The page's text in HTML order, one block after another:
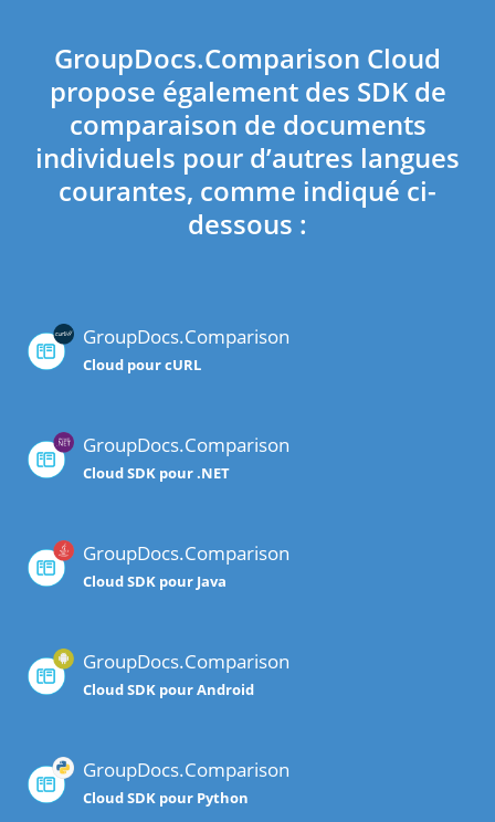
GroupDocs.Comparison Cloud
propose également des SDK de
comparaison de documents
individuels pour d’autres langues
courantes, comme indiqué ci-
dessous :
GroupDocs.Comparison
Cloud pour cURL
GroupDocs.Comparison
Cloud SDK pour .NET
GroupDocs.Comparison
Cloud SDK pour Java
GroupDocs.Comparison
Cloud SDK pour Android
GroupDocs.Comparison
Cloud SDK pour Python